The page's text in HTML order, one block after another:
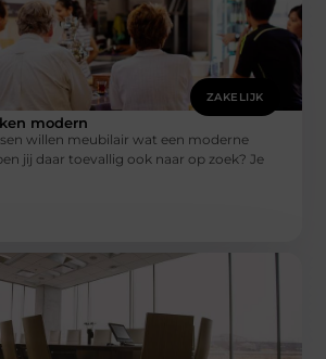
ZAKELIJK
modern
willen meubilair wat een moderne
jij daar toevallig ook naar op zoek? Je